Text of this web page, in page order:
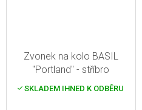
Zvonek na kolo BASIL
"Portland" - stříbro
SKLADEM IHNED K ODBĚRU